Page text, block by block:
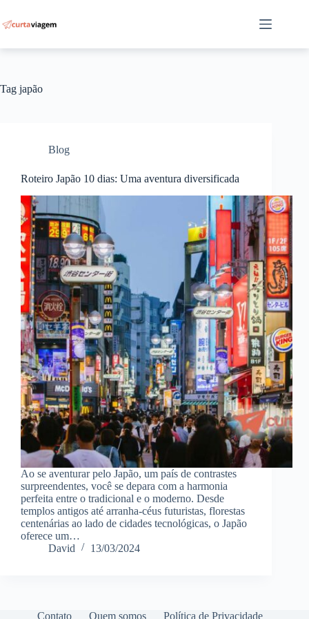
para
o
Tag japão
Blog
Roteiro Japão 10 dias: Uma aventura diversificada
Ao se aventurar pelo Japão, um país de contrastes
surpreendentes, você se depara com a harmonia
perfeita entre o tradicional e o moderno. Desde
templos antigos até arranha-céus futuristas, florestas
centenárias ao lado de cidades tecnológicas, o Japão
oferece um…
David
13/03/2024
Contato Quem somos Política de Privacidade